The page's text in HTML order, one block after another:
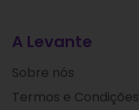
A Levante
Sobre nós
Termos e Condições